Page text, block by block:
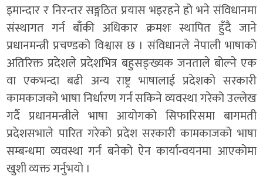
इमान्दार र निरन्तर सङ्गठित प्रयास भइरहने हो भने संविधानमा
संस्थागत गर्न बाँकी अधिकार क्रमशः स्थापित हुँदै जाने
प्रधानमन्त्री प्रचण्डको विश्वास छ । संविधानले नेपाली भाषाको
अतिरिक्त प्रदेशले प्रदेशभित्र बहुसङ्‍ख्यक जनताले बोल्ने एक
वा एकभन्दा बढी अन्य राष्ट्र भाषालाई प्रदेशको सरकारी
कामकाजको भाषा निर्धारण गर्न सकिने व्यवस्था गरेको उल्लेख
गर्दै प्रधानमन्त्रीले भाषा आयोगको सिफारिसमा बागमती
प्रदेशसभाले पारित गरेको प्रदेश सरकारी कामकाजको भाषा
सम्बन्धमा व्यवस्था गर्न बनेको ऐन कार्यान्वयनमा आएकोमा
खुशी व्यक्त गर्नुभयो ।